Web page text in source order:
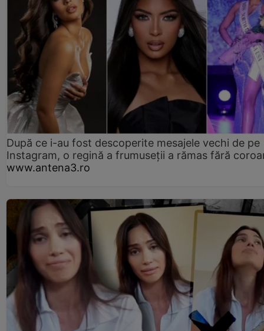
După ce i-au fost descoperite mesajele vechi de pe
Instagram, o regină a frumuseții a rămas fără
www.antena3.ro